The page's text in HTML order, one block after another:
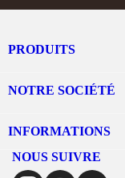
PRODUITS
NOTRE SOCIÉTÉ
INFORMATIONS
NOUS SUIVRE